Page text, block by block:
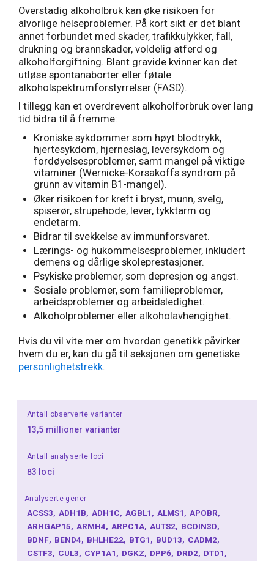
Overstadig alkoholbruk kan øke risikoen for
alvorlige helseproblemer. På kort sikt er det blant
annet forbundet med skader, trafikkulykker, fall,
drukning og brannskader, voldelig atferd og
alkoholforgiftning. Blant gravide kvinner kan det
utløse spontanaborter eller føtale
alkoholspektrumforstyrrelser (FASD).
I tillegg kan et overdrevent alkoholforbruk over lang
tid bidra til å fremme:
Kroniske sykdommer som høyt blodtrykk,
hjertesykdom, hjerneslag, leversykdom og
fordøyelsesproblemer, samt mangel på viktige
vitaminer (Wernicke-Korsakoffs syndrom på
grunn av vitamin B1-mangel).
Øker risikoen for kreft i bryst, munn, svelg,
spiserør, strupehode, lever, tykktarm og
endetarm.
Bidrar til svekkelse av immunforsvaret.
Lærings- og hukommelsesproblemer, inkludert
demens og dårlige skoleprestasjoner.
Psykiske problemer, som depresjon og angst.
Sosiale problemer, som familieproblemer,
arbeidsproblemer og arbeidsledighet.
Alkoholproblemer eller alkoholavhengighet.
Hvis du vil vite mer om hvordan genetikk påvirker
hvem du er, kan du gå til seksjonen om genetiske
personlighetstrekk.
Antall observerte varianter
13,5 millioner varianter
Antall analyserte loci
83 loci
Analyserte gener
ACSS3 ADH1B ADH1C AGBL1 ALMS1 APOBR
ARHGAP15 ARMH4 ARPC1A AUTS2 BCDIN3D
BDNF BEND4 BHLHE22 BTG1 BUD13 CADM2
CSTF3 CUL3 CYP1A1 DGKZ DPP6 DRD2 DTD1